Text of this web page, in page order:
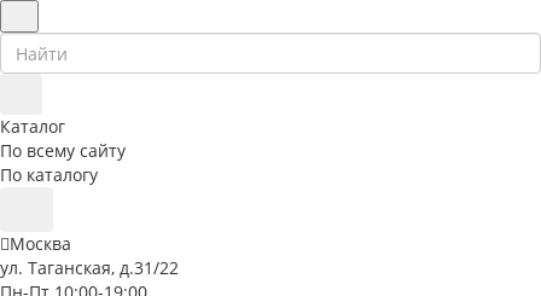
Каталог
По всему сайту
По каталогу
Москва
ул. Таганская, д.31/22